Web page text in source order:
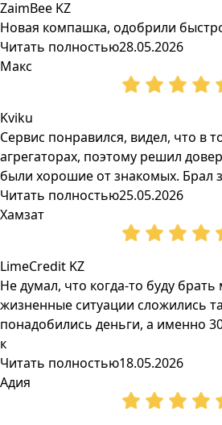
ZaimBee KZ
Новая компашка, одобрили
Читать полностью28.05.2026
Макс
Kviku
Сервис понравился, видел, что в
агрегаторах, поэтому решил
были хорошие от знакомых. Брал
Читать полностью25.05.2026
Хамзат
LimeCredit KZ
Не думал, что когда-то буду
жизненные ситуации сложились
понадобились деньги, а именно
к
Читать полностью18.05.2026
Адия